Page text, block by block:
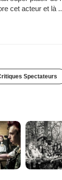
cet acteur et là
Spectateurs